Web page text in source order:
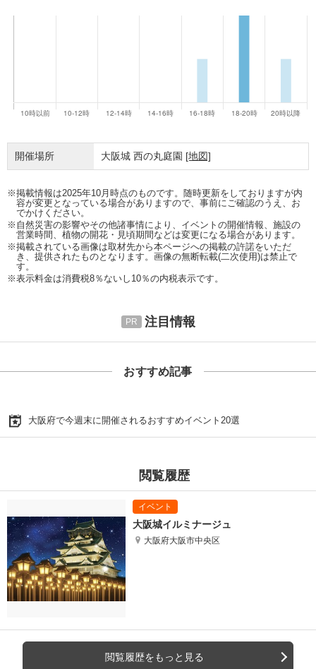
開催場所 大阪城 西の丸庭園 [地図]
※掲載情報は2025年10月時点のものです。随時更新をしておりますが内
容が変更となっている場合がありますので、事前にご確認のうえ、お
でかけください。
※自然災害の影響やその他諸事情により、イベントの開催情報、施設の
営業時間、植物の開花・見頃期間などは変更になる場合があります。
※掲載されている画像は取材先から本ページへの掲載の許諾をいただ
き、提供されたものとなります。画像の無断転載(二次使用)は禁止で
す。
※表示料金は消費税8％ないし10％の内税表示です。
注目情報
おすすめ記事
大阪府で今週末に開催されるおすすめイベント20選
閲覧履歴
大阪城イルミナージュ
大阪府大阪市中央区
閲覧履歴をもっと見る